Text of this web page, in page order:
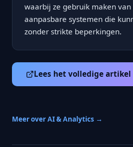
waarbij ze gebruik maken
aanpasbare systemen die
zonder strikte beperkingen.
Lees het volledige artikel
Meer over AI & Analytics →